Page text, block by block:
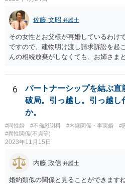
佐藤 文昭 弁護士
その女性とお父様が再婚しているわけ
ですので、建物明け渡し請求訴訟を起
んの相続放棄がしなくても、お姉さま
6
パートナーシップを結ぶ直
破局。引っ越し。引っ越し
か。
#同性婚 #不倫慰謝料 #内縁関係・事実婚
#
#異性関係(不貞等)
2023年11月15日
内藤 政信 弁護士
婚約類似の関係と見ることができます